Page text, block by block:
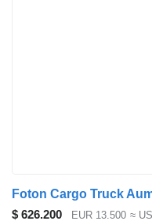
Foton Cargo Truck
$ 626.200
EUR 13.500 ≈